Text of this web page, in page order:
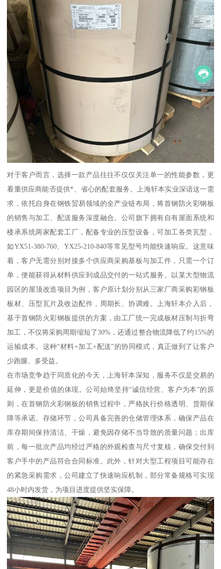
对于客户而言，选择一款产品往往不仅仅关注单一的性能参数，更
看重供应商能否提供*、省心的配套服务。上海轩本实业深谙这一需
求，依托自身在钢铁贸易领域的全产业链布局，将首钢防火彩钢板
的销售与加工、配送服务深度融合。公司旗下拥有自有屋面系统和
楼承系统两家配套工厂，配备专业的压型设备，可加工各类瓦型，
如YX51-380-760、YX25-210-840等常见型号均能快速响应。这意味
着，客户无需分别对接多个供应商采购基板与加工件，只需一个订
单，便能获得从材料供应到成品交付的一站式服务。以某大型物流
园区的屋顶改造项目为例，客户原计划分别从三家厂商采购彩钢板
板材、压型瓦片及收边配件，周期长、协调难。上海轩本介入后，
基于首钢防火彩钢板提供的方案，由工厂统一完成板材压制与折弯
加工，不仅将采购周期缩短了30%，还通过整合物流降低了约15%的
运输成本。这种“材料+加工+配送”的协同模式，真正做到了让客户
少跑腿、多受益。
在市场竞争趋于同质化的今天，上海轩本深知，服务不仅是交易的
延伸，更是价值的体现。公司始终坚持“诚信经营、客户为本”的原
则，在首钢防火彩钢板的销售过程中，严格执行价格透明、货期保
障等承诺。存储环节，公司具备完善的仓储管理体系，确保产品在
库存期间保持清洁、干燥，避免因存储不当导致的质量问题；出库
前，每一批次产品均经过严格的外观检查与尺寸复核，确保交付到
客户手中的产品符合合同标准。此外，针对大型工程项目可能存在
的紧急采购需求，公司建立了快速响应机制，部分常备规格可实现
48小时内发货，为项目进度提供坚实保障。